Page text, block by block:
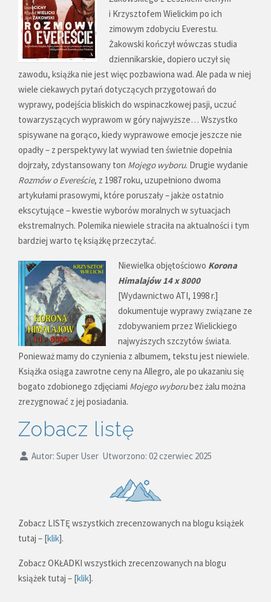
i Krzysztofem Wielickim po ich
zimowym zdobyciu Everestu.
Żakowski kończył wówczas studia
dziennikarskie, dopiero uczył się
zawodu, książka nie jest więc pozbawiona wad. Ale pada w niej
wiele ciekawych pytań dotyczących przygotowań do
wyprawy, podejścia bliskich do wspinaczkowej pasji, uczuć
towarzyszących wyprawom w góry najwyższe… Wszystko
spisywane na gorąco, kiedy wyprawowe emocje jeszcze nie
opadły – z perspektywy lat wywiad ten świetnie dopełnia
dojrzały, zdystansowany ton Mojego wyboru. Drugie wydanie
Rozmów o Evereście, z 1987 roku, uzupełniono dwoma
artykułami prasowymi, które poruszały – jakże ostatnio
ekscytujące – kwestie wyborów moralnych w sytuacjach
ekstremalnych. Polemika niewiele straciła na aktualności i tym
bardziej warto tę książkę przeczytać.
Niewielka objętościowo Korona
Himalajów 14 x 8000
[Wydawnictwo ATI, 1998 r.]
dokumentuje wyprawy związane ze
zdobywaniem przez Wielickiego
najwyższych szczytów świata.
Ponieważ mamy do czynienia z albumem, tekstu jest niewiele.
Książka osiąga zawrotne ceny na Allegro, ale po ukazaniu się
bogato zdobionego zdjęciami Mojego wyborubez żalu można
zrezygnować z jej posiadania.
Zobacz listę
Autor: Super User Utworzono: 02 czerwiec 2025
Zobacz LISTĘ wszystkich zrecenzowanych na blogu książek
tutaj – [klik].
Zobacz OKŁADKI wszystkich zrecenzowanych na blogu
książek tutaj – [klik].